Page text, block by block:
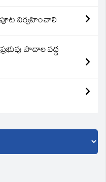
నిర్వహించాలి
పాదాల వద్ద